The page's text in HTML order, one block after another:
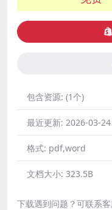
包含资源: (1个)
最近更新: 2026-03-24
格式: pdf,word
文档大小: 323.5B
下载遇到问题？可联系